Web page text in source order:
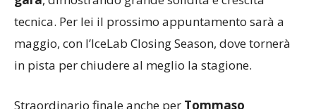
gara
, dimostrando grande solidità e crescita
tecnica. Per lei il prossimo appuntamento sarà a
maggio, con l’IceLab Closing Season, dove tornerà
in pista per chiudere al meglio la stagione.